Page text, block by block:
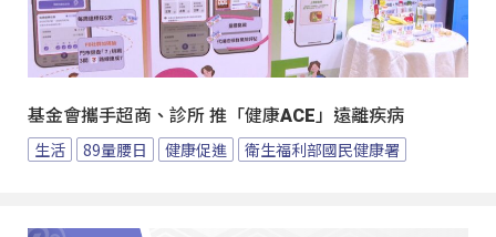
基金會攜手超商、診所 推「健康ACE」遠離疾病
生活 89量腰日 健康促進 衛生福利部國民健康署